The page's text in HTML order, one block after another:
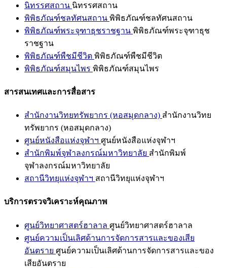
นิทรรศสถาน นิทรรศสถาน
พิพิธภัณฑ์ชลทัศนสถาน พิพิธภัณฑ์ชลทัศนสถาน
พิพิธภัณฑ์พระจุฑาธุชราชฐาน พิพิธภัณฑ์พระจุฑาธุช
ราชฐาน
พิพิธภัณฑ์พืชมีชีวิต พิพิธภัณฑ์พืชมีชีวิต
พิพิธภัณฑ์สมุนไพร พิพิธภัณฑ์สมุนไพร
สารสนเทศและการสื่อสาร
สำนักงานวิทยทรัพยากร (หอสมุดกลาง) สำนักงานวิทย
ทรัพยากร (หอสมุดกลาง)
ศูนย์หนังสือแห่งจุฬาฯ ศูนย์หนังสือแห่งจุฬาฯ
สำนักพิมพ์จุฬาลงกรณ์มหาวิทยาลัย สำนักพิมพ์
จุฬาลงกรณ์มหาวิทยาลัย
สถานีวิทยุแห่งจุฬาฯ สถานีวิทยุแห่งจุฬาฯ
บริการตรวจวิเคราะห์คุณภาพ
ศูนย์วิทยาศาสตร์ฮาลาล ศูนย์วิทยาศาสตร์ฮาลาล
ศูนย์ความเป็นเลิศด้านการจัดการสารและของเสีย
อันตราย ศูนย์ความเป็นเลิศด้านการจัดการสารและของ
เสียอันตราย